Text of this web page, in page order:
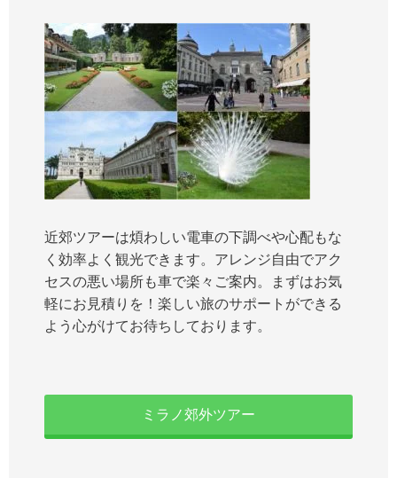
近郊ツアーは煩わしい電車の下調べや心配もな
く効率よく観光できます。アレンジ自由でアク
セスの悪い場所も車で楽々ご案内。まずはお気
軽にお見積りを！楽しい旅のサポートができる
よう心がけてお待ちしております。
ミラノ郊外ツアー